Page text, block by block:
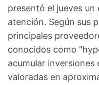
presentó el jueves un
atención. Según sus
principales
conocidos como
acumular
valoradas en